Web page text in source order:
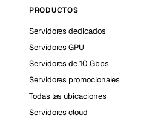
PRODUCTOS
Servidores dedicados
Servidores GPU
Servidores de 10 Gbps
Servidores promocionales
Todas las ubicaciones
Servidores cloud